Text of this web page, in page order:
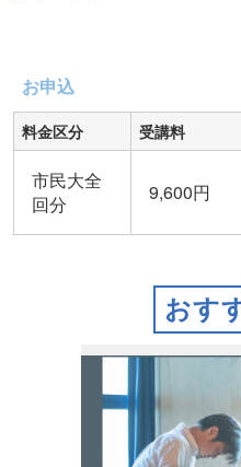
お申込
料金区分 受講料
市民大全
回分
9,600円
おす